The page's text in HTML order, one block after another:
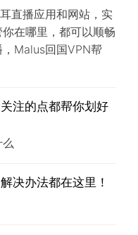
直播应用和网站，实
在哪里，都可以顺畅
Malus回国VPN帮
注的点都帮你划好
决办法都在这里！